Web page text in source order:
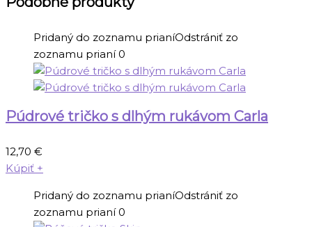
Pridaný do zoznamu prianíOdstrániť zo
zoznamu prianí 0
Púdrové tričko s dlhým rukávom Carla
12,70 €
Kúpiť +
Pridaný do zoznamu prianíOdstrániť zo
zoznamu prianí 0